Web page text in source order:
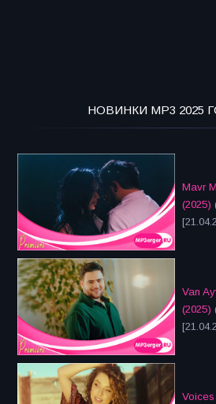
НОВИНКИ MP3 2025
Mavr
(2025)
Van
(2025)